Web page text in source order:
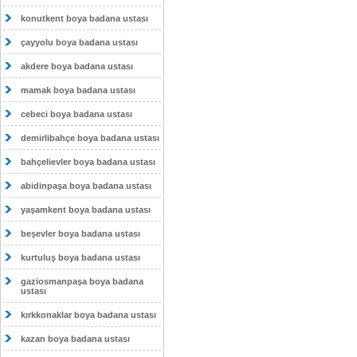
konutkent boya badana ustası
çayyolu boya badana ustası
akdere boya badana ustası
mamak boya badana ustası
cebeci boya badana ustası
demirlibahçe boya badana ustası
bahçelievler boya badana ustası
abidinpaşa boya badana ustası
yaşamkent boya badana ustası
beşevler boya badana ustası
kurtuluş boya badana ustası
gaziosmanpaşa boya badana
ustası
kırkkonaklar boya badana ustası
kazan boya badana ustası